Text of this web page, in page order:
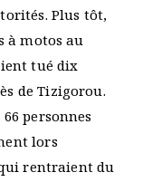
Plus tôt,
à motos au
tué dix
de Tizigorou.
personnes
lors
rentraient du